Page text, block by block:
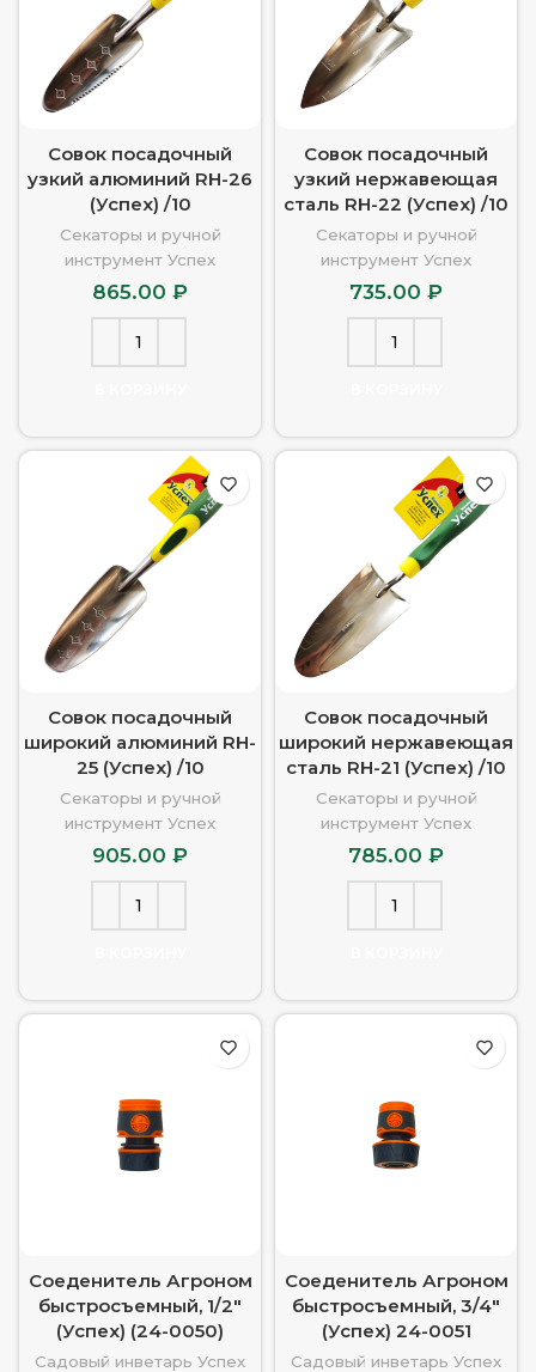
Совок посадочный
узкий алюминий RH-26
(Успех) /10
Секаторы и ручной
инструмент Успех
865.00 ₽
Совок посадочный
узкий нержавеющая
сталь RH-22 (Успех) /10
Секаторы и ручной
инструмент Успех
735.00 ₽
Совок посадочный
широкий алюминий RH-
25 (Успех) /10
Секаторы и ручной
инструмент Успех
905.00 ₽
Совок посадочный
широкий нержавеющая
сталь RH-21 (Успех) /10
Секаторы и ручной
инструмент Успех
785.00 ₽
Соеденитель Агроном
быстросъемный, 1/2″
(Успех) (24-0050)
Садовый инветарь Успех
Соеденитель Агроном
быстросъемный, 3/4″
(Успех) 24-0051
Садовый инветарь Успех